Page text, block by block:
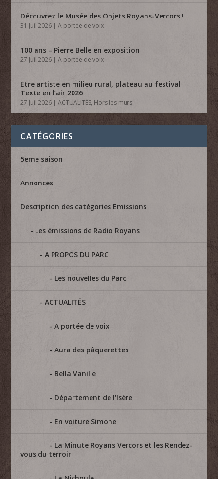
Découvrez le Musée des Objets Royans-Vercors !
31 Juil 2026 |A portée de voix
100 ans – Pierre Belle en exposition
27 Juil 2026 |A portée de voix
Etre artiste en milieu rural, plateau au festival
Texte en l’air 2026
27 Juil 2026 |ACTUALITÉS, Hors les murs
CATÉGORIES
5eme saison
Annonces
Description des catégories Emissions
Les émissions de Radio Royans
A PROPOS DU PARC
Les nouvelles du Parc
ACTUALITÉS
A portée de voix
Aura des pâquerettes
Bella Vanille
Département de l'Isère
En voiture Simone
La Minute Royans Vercors et les Rendez-
vous du terroir